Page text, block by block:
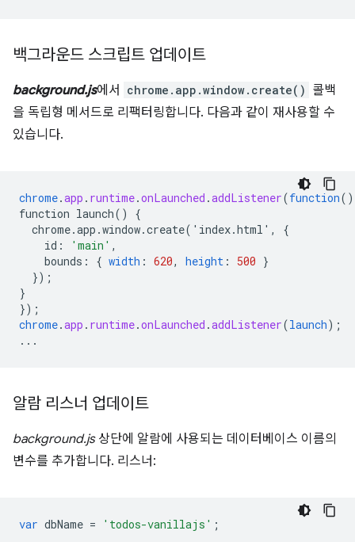
백그라운드 스크립트 업데이트
background.js에서 chrome.app.window.create() 콜백
을 독립형 메서드로 리팩터링합니다. 다음과 같이 재사용할 수
있습니다.
chrome.app . runtime.onLaunched .addListener(function()
function launch()
{
chrome.app.window.create('index.html',
{
id : 'main' ,
bounds : { width : 620, height : 500 }
});
}
});
chrome.app . runtime.onLaunched .addListener(launch);
...
알람 리스너 업데이트
background.js상단에 알람에 사용되는 데이터베이스 이름의
변수를 추가합니다. 리스너:
var dbName = 'todos-vanillajs' ;